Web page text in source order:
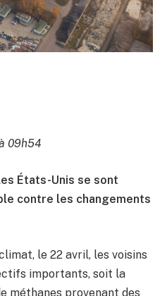
09h54
États-Unis se sont
contre les changements
le 22 avril, les voisins
importants, soit la
méthanes provenant des